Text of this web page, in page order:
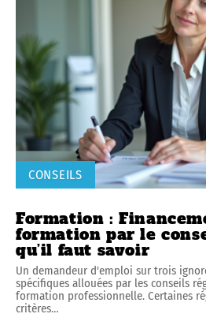
CONSEILS
Formation :
formation par le
qu’il faut savoir
Un demandeur d'emploi sur trois
spécifiques allouées par les conseils
formation professionnelle. Certaines
critères…